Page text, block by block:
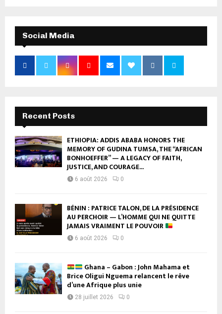
Social Media
Recent Posts
ETHIOPIA: ADDIS ABABA HONORS THE
MEMORY OF GUDINA TUMSA, THE “AFRICAN
BONHOEFFER” — A LEGACY OF FAITH,
JUSTICE, AND COURAGE...
6 août 2026 0
BÉNIN : PATRICE TALON, DE LA PRÉSIDENCE
AU PERCHOIR — L’HOMME QUI NE QUITTE
JAMAIS VRAIMENT LE POUVOIR
6 août 2026 0
Ghana – Gabon : John Mahama et
Brice Oligui Nguema relancent le rêve
d’une Afrique plus unie
28 juillet 2026 0